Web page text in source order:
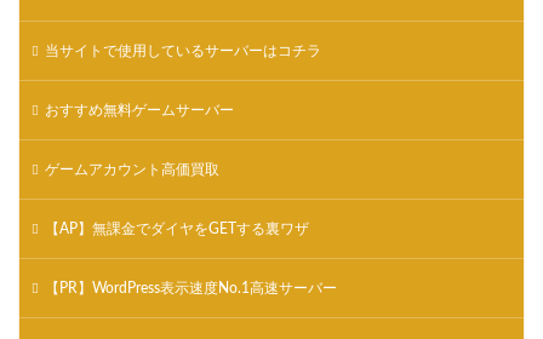
当サイトで使用しているサーバーはコチラ
おすすめ無料ゲームサーバー
ゲームアカウント高価買取
【AP】無課金でダイヤをGETする裏ワザ
【PR】WordPress表示速度No.1高速サーバー